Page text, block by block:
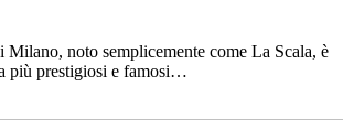
Milano, noto semplicemente come La Scala, è
più prestigiosi e famosi…